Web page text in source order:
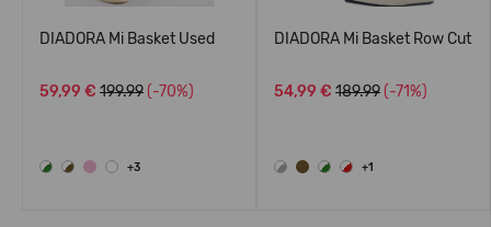
DIADORA Mi Basket Used
59,99 € 199.99 (-70%)
+3
DIADORA Mi Basket Row Cut
54,99 € 189.99 (-71%)
+1